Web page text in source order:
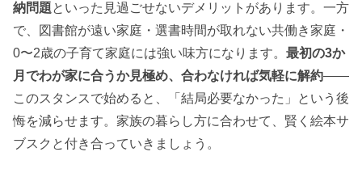
納問題といった見過ごせないデメリットがあります。一方
で、図書館が遠い家庭・選書時間が取れない共働き家庭・
0〜2歳の子育て家庭には強い味方になります。 最初の3か
月でわが家に合うか見極め、合わなければ気軽に解約——
このスタンスで始めると、「結局必要なかった」という後
悔を減らせます。家族の暮らし方に合わせて、賢く絵本サ
ブスクと付き合っていきましょう。